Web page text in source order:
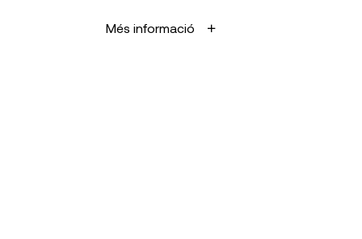
Més informació